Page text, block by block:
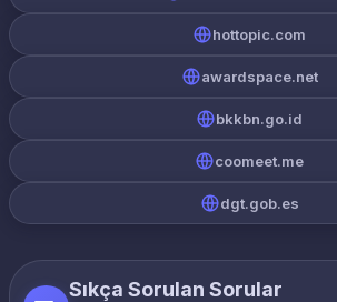
hottopic.com
awardspace.net
bkkbn.go.id
coomeet.me
dgt.gob.es
Sıkça Sorulan Sorular